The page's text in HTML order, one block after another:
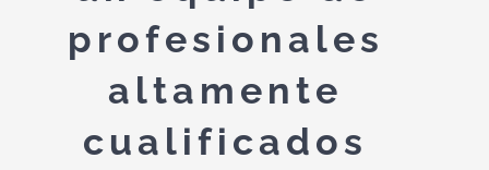
profesionales
altamente
cualificados